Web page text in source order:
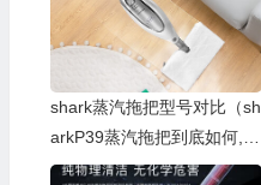
shark蒸汽拖把型号对比（sh
arkP39蒸汽拖把到底如何,值
得入手吗）